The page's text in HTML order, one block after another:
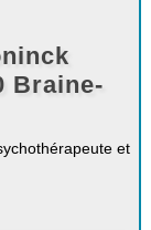
Braine-
et